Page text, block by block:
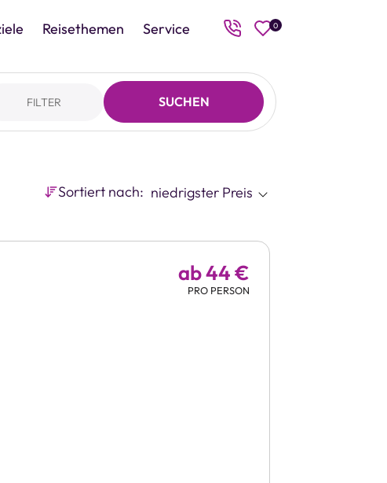
Reisethemen Service 0
FILTER SUCHEN
Sortiert nach:
ab 44 €
PRO PERSON